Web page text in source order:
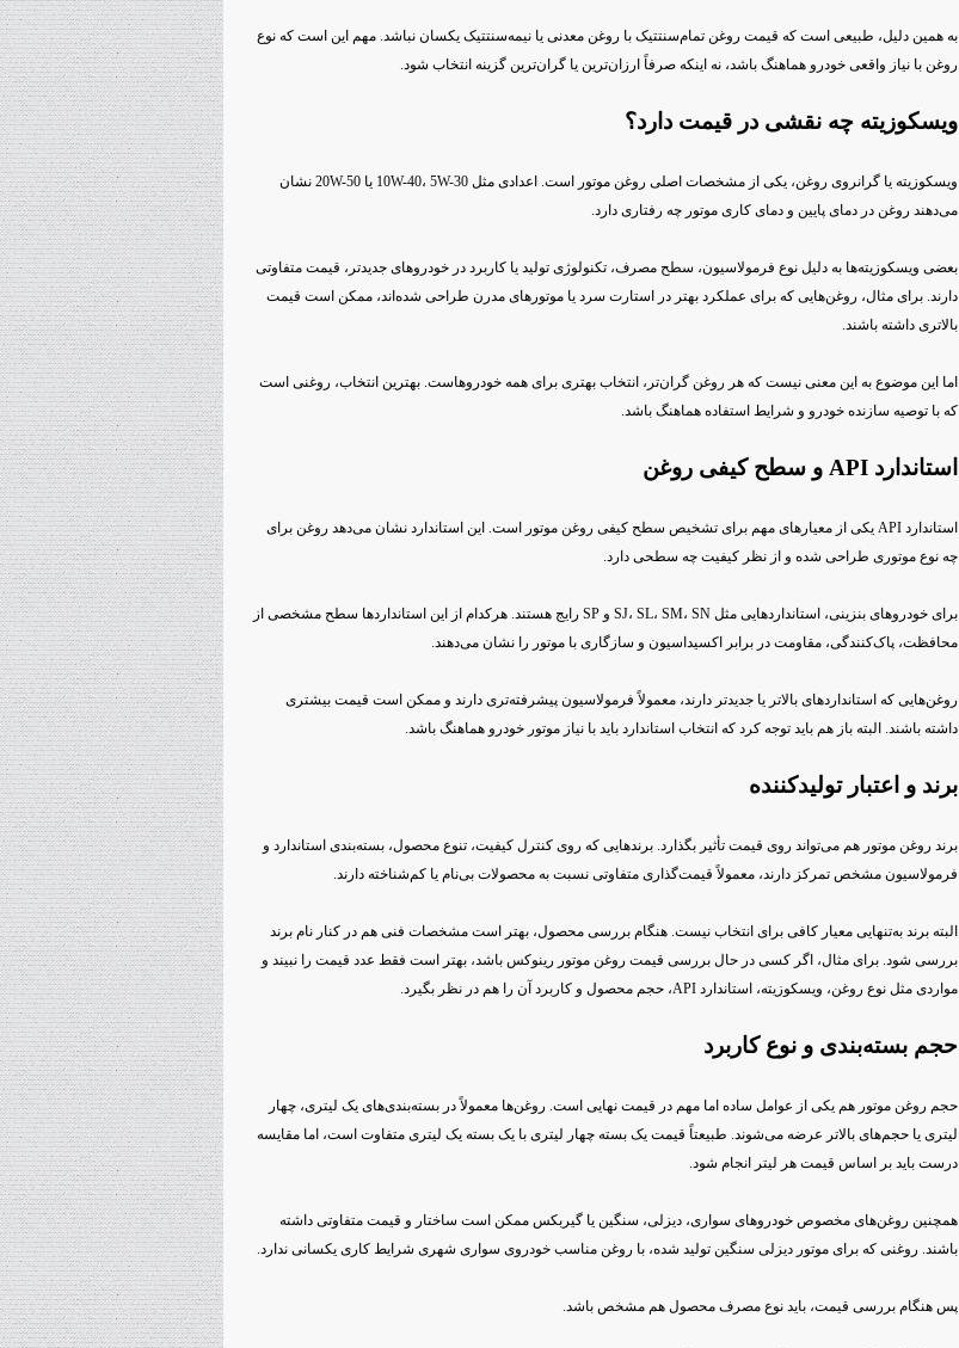
به همین دلیل، طبیعی است که قیمت روغن تمام‌سنتتیک با روغن معدنی یا نیمه‌سنتتیک یکسان نباشد. مهم این است که نوع
روغن با نیاز واقعی خودرو هماهنگ باشد، نه اینکه صرفاً ارزان‌ترین یا گران‌ترین گزینه انتخاب شود.
ویسکوزیته چه نقشی در قیمت دارد؟
ویسکوزیته یا گرانروی روغن، یکی از مشخصات اصلی روغن موتور است. اعدادی مثل 10W-40، 5W-30 یا 20W-50 نشان
می‌دهند روغن در دمای پایین و دمای کاری موتور چه رفتاری دارد.
بعضی ویسکوزیته‌ها به دلیل نوع فرمولاسیون، سطح مصرف، تکنولوژی تولید یا کاربرد در خودروهای جدیدتر، قیمت متفاوتی
دارند. برای مثال، روغن‌هایی که برای عملکرد بهتر در استارت سرد یا موتورهای مدرن طراحی شده‌اند، ممکن است قیمت
بالاتری داشته باشند.
اما این موضوع به این معنی نیست که هر روغن گران‌تر، انتخاب بهتری برای همه خودروهاست. بهترین انتخاب، روغنی است
که با توصیه سازنده خودرو و شرایط استفاده هماهنگ باشد.
استاندارد API و سطح کیفی روغن
استاندارد API یکی از معیارهای مهم برای تشخیص سطح کیفی روغن موتور است. این استاندارد نشان می‌دهد روغن برای
چه نوع موتوری طراحی شده و از نظر کیفیت چه سطحی دارد.
برای خودروهای بنزینی، استانداردهایی مثل SJ، SL، SM، SN و SP رایج هستند. هرکدام از این استانداردها سطح مشخصی از
محافظت، پاک‌کنندگی، مقاومت در برابر اکسیداسیون و سازگاری با موتور را نشان می‌دهند.
روغن‌هایی که استانداردهای بالاتر یا جدیدتر دارند، معمولاً فرمولاسیون پیشرفته‌تری دارند و ممکن است قیمت بیشتری
داشته باشند. البته باز هم باید توجه کرد که انتخاب استاندارد باید با نیاز موتور خودرو هماهنگ باشد.
برند و اعتبار تولیدکننده
برند روغن موتور هم می‌تواند روی قیمت تأثیر بگذارد. برندهایی که روی کنترل کیفیت، تنوع محصول، بسته‌بندی استاندارد و
فرمولاسیون مشخص تمرکز دارند، معمولاً قیمت‌گذاری متفاوتی نسبت به محصولات بی‌نام یا کم‌شناخته دارند.
البته برند به‌تنهایی معیار کافی برای انتخاب نیست. هنگام بررسی محصول، بهتر است مشخصات فنی هم در کنار نام برند
بررسی شود. برای مثال، اگر کسی در حال بررسی قیمت روغن موتور رینوکس باشد، بهتر است فقط عدد قیمت را نبیند و
مواردی مثل نوع روغن، ویسکوزیته، استاندارد API، حجم محصول و کاربرد آن را هم در نظر بگیرد.
حجم بسته‌بندی و نوع کاربرد
حجم روغن موتور هم یکی از عوامل ساده اما مهم در قیمت نهایی است. روغن‌ها معمولاً در بسته‌بندی‌های یک لیتری، چهار
لیتری یا حجم‌های بالاتر عرضه می‌شوند. طبیعتاً قیمت یک بسته چهار لیتری با یک بسته یک لیتری متفاوت است، اما مقایسه
درست باید بر اساس قیمت هر لیتر انجام شود.
همچنین روغن‌های مخصوص خودروهای سواری، دیزلی، سنگین یا گیربکس ممکن است ساختار و قیمت متفاوتی داشته
باشند. روغنی که برای موتور دیزلی سنگین تولید شده، با روغن مناسب خودروی سواری شهری شرایط کاری یکسانی ندارد.
پس هنگام بررسی قیمت، باید نوع مصرف محصول هم مشخص باشد.